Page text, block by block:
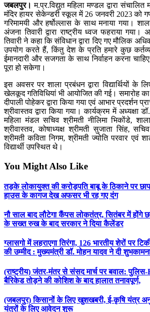
जबलपुर। म.प्र.विद्युत महिला मण्डल द्वारा
मंदिर हायर सेकेन्डरी स्कूल में 26 जनवरी 2023 को
गरिमामयी और हर्षोल्लास के साथ मनाया गया।
अंजना तिवारी द्वारा राष्ट्रीय ध्वज फहराया
तिवारी ने कहा कि संविधान द्वारा दिए गए मौलिक
उपयोग करते हैं, किंतु देश के प्रति हमारे कुछ
ईमानदारी और सजगता के साथ निर्वाहन करना
पूरा हो सकेगा।
इस अवसर पर शाला प्रबंधन द्वारा विद्यार्थियों के
खेलकूद गतिविधियां भी आयोजित की गई। समारोह का
दीपाली पोहेकर द्वारा किया गया एवं आभार प्रदर्शन
श्रीवास्तव द्वारा किया गया। कार्यक्रम में अध्यक्षा
महिला मंडल सचिव श्रीमती नीलिमा भिकोंडे,
श्रीवास्तव, कोषाध्यक्ष श्रीमती सुजाता सिंह,
श्रीमती कविता निगम, श्रीमती ज्योति परवार एवं
विद्यार्थी उपस्थित थे।
You Might Also Like
तड़के लोकायुक्त की करोड़पति बाबू के ठिकाने पर
हाउस के कागज देख अफसर भी रह गए दंग
नौ साल बाद लौटेगा कैंपस लोकतंत्र, सितंबर में होंगे
के सख्त रुख के बाद सरकार ने दिया कैलेंडर
ग्लासगो में लहराएगा तिरंगा, 126 भारतीय शेरों पर
की उम्मीद : मुख्यमंत्री डॉ. मोहन यादव ने दी
(राष्ट्रीय) जंतर-मंतर से संसद मार्च पर बवाल: पुलिस-
बैरिकेड तोड़ने की कोशिश के बाद हालात तनावपूर्ण,
(जबलपुर) किसानों के लिए खुशखबरी, ई-कृषि यंत्र
यंत्रों के लिए आवेदन शुरू